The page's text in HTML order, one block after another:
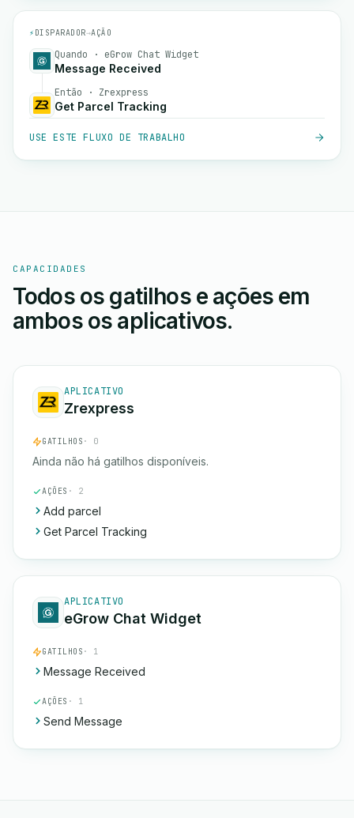
⚡ DISPARADOR→AÇÃO
Quando · eGrow Chat Widget
Message Received
Então · Zrexpress
Get Parcel Tracking
USE ESTE FLUXO DE TRABALHO
CAPACIDADES
Todos os gatilhos e ações em
ambos os aplicativos.
APLICATIVO
Zrexpress
GATILHOS · 0
Ainda não há gatilhos disponíveis.
AÇÕES · 2
Add parcel
Get Parcel Tracking
APLICATIVO
eGrow Chat Widget
GATILHOS · 1
Message Received
AÇÕES · 1
Send Message